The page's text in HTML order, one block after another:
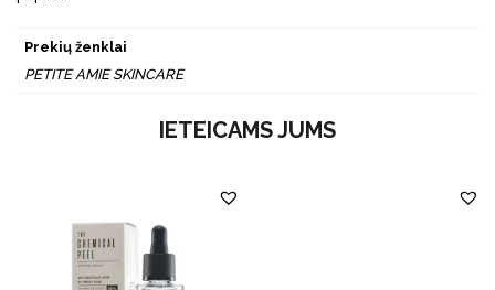
Prekių ženklai
PETITE AMIE SKINCARE
IETEICAMS JUMS